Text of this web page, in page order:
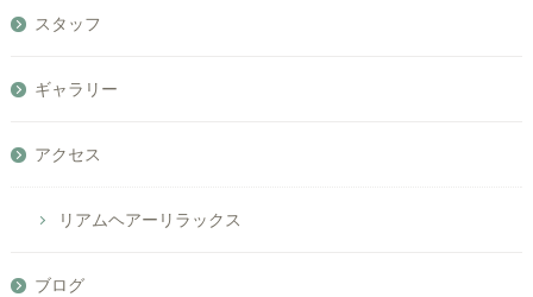
スタッフ
ギャラリー
アクセス
リアムヘアーリラックス
ブログ